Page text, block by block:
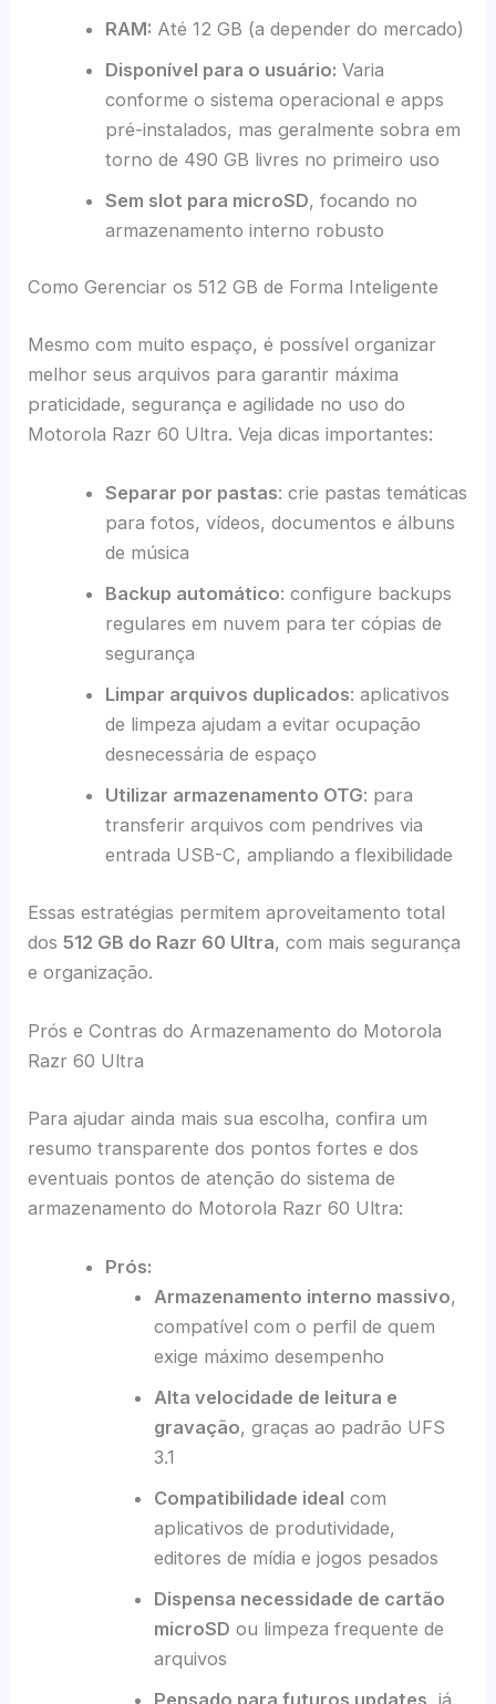
RAM: Até 12 GB (a depender do mercado)
Disponível para o usuário: Varia
conforme o sistema operacional e apps
pré-instalados, mas geralmente sobra em
torno de 490 GB livres no primeiro uso
Sem slot para microSD, focando no
armazenamento interno robusto
Como Gerenciar os 512 GB de Forma Inteligente
Mesmo com muito espaço, é possível organizar
melhor seus arquivos para garantir máxima
praticidade, segurança e agilidade no uso do
Motorola Razr 60 Ultra. Veja dicas importantes:
Separar por pastas: crie pastas temáticas
para fotos, vídeos, documentos e álbuns
de música
Backup automático: configure backups
regulares em nuvem para ter cópias de
segurança
Limpar arquivos duplicados: aplicativos
de limpeza ajudam a evitar ocupação
desnecessária de espaço
Utilizar armazenamento OTG: para
transferir arquivos com pendrives via
entrada USB-C, ampliando a flexibilidade
Essas estratégias permitem aproveitamento total
dos512 GB do Razr 60 Ultra, com mais segurança
e organização.
Prós e Contras do Armazenamento do Motorola
Razr 60 Ultra
Para ajudar ainda mais sua escolha, confira um
resumo transparente dos pontos fortes e dos
eventuais pontos de atenção do sistema de
armazenamento do Motorola Razr 60 Ultra:
Prós:
Armazenamento interno massivo,
compatível com o perfil de quem
exige máximo desempenho
Alta velocidade de leitura e
gravação, graças ao padrão UFS
3.1
Compatibilidade ideal com
aplicativos de produtividade,
editores de mídia e jogos pesados
Dispensa necessidade de cartão
microSD ou limpeza frequente de
arquivos